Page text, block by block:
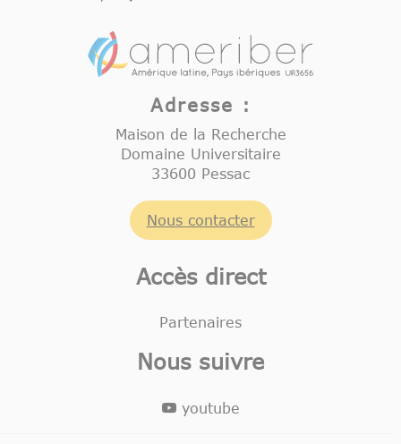
Adresse :
Maison de la Recherche
Domaine Universitaire
33600 Pessac
Nous contacter
Accès direct
Partenaires
Nous suivre
youtube